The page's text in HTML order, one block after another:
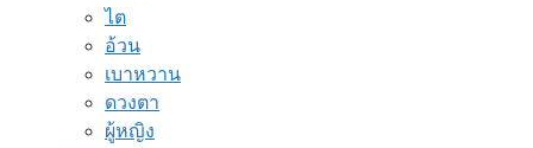
ไต
อ้วน
เบาหวาน
ดวงตา
ผู้หญิง